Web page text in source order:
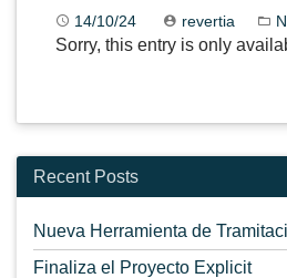
14/10/24 revertia
Sorry, this entry is only
Recent Posts
Nueva Herramienta de
Finaliza el Proyecto Explicit